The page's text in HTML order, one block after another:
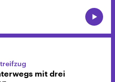
mit drei